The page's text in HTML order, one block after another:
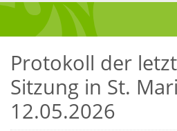
Protokoll der
Sitzung in St.
12.05.2026